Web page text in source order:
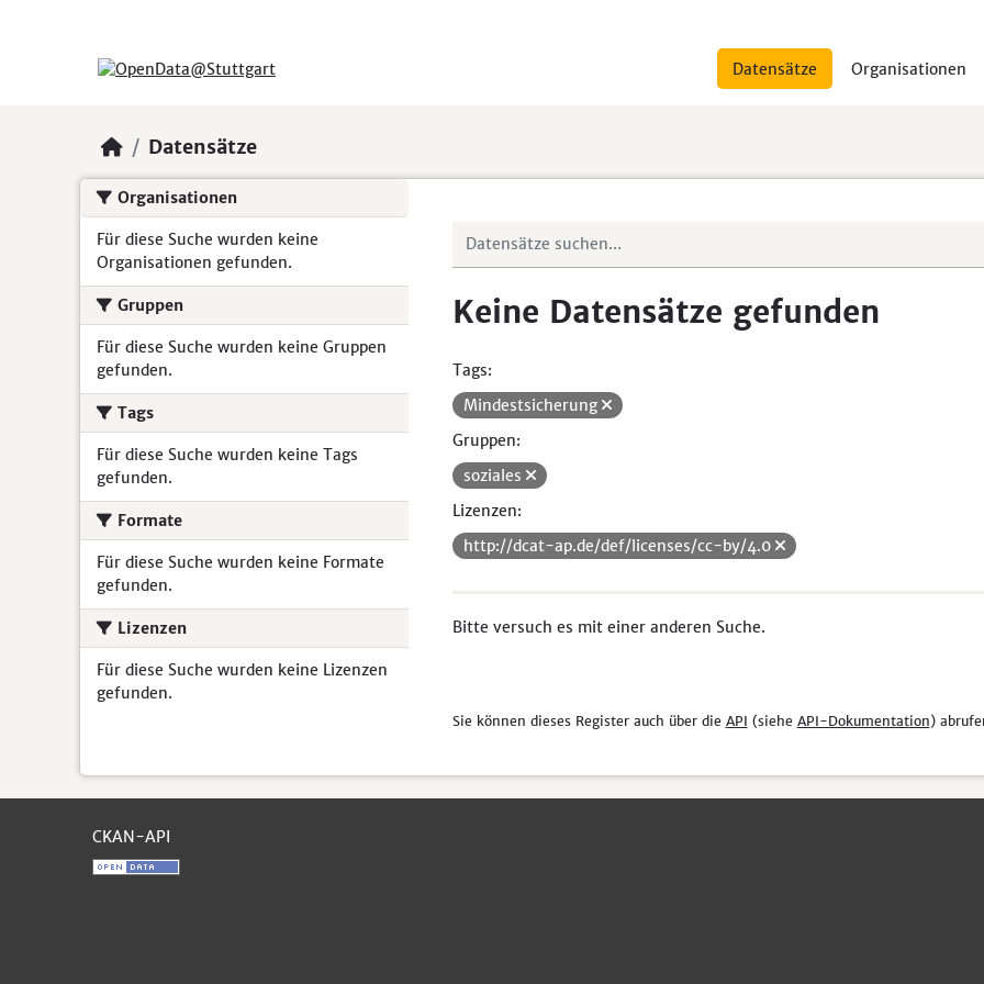
Datensätze Organisationen
Datensätze
Organisationen
Für diese Suche wurden keine
Organisationen gefunden.
Gruppen
Für diese Suche wurden keine Gruppen
gefunden.
Tags
Für diese Suche wurden keine Tags
gefunden.
Formate
Für diese Suche wurden keine Formate
gefunden.
Lizenzen
Für diese Suche wurden keine Lizenzen
gefunden.
Keine Datensätze gefunden
Tags:
Mindestsicherung
Gruppen:
soziales
Lizenzen:
http://dcat-ap.de/def/licenses/cc-by/4.0
Bitte versuch es mit einer anderen Suche.
Sie können dieses Register auch über die API (siehe API-Dokumentation)
CKAN-API